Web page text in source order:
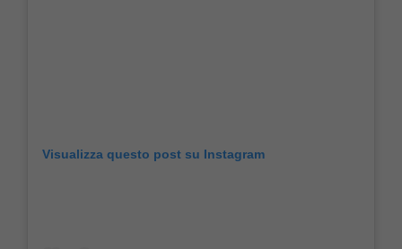
Visualizza questo post su Instagram